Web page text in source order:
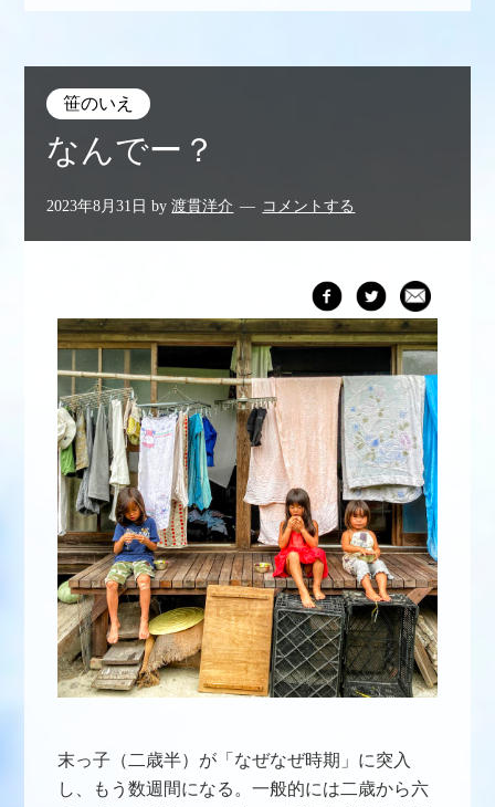
笹のいえ
なんでー？
2023年8月31日 by渡貫洋介 コメントする
末っ子（二歳半）が「なぜなぜ時期」に突入
し、もう数週間になる。一般的には二歳から六